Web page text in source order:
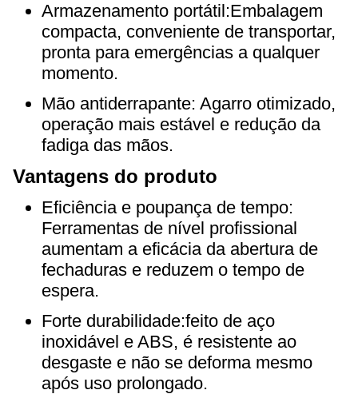
Armazenamento portátil:Embalagem
compacta, conveniente de transportar,
pronta para emergências a qualquer
momento.
Mão antiderrapante: Agarro otimizado,
operação mais estável e redução da
fadiga das mãos.
Vantagens do produto
Eficiência e poupança de tempo:
Ferramentas de nível profissional
aumentam a eficácia da abertura de
fechaduras e reduzem o tempo de
espera.
Forte durabilidade:feito de aço
inoxidável e ABS, é resistente ao
desgaste e não se deforma mesmo
após uso prolongado.